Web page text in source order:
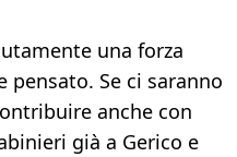
una forza
pensato. Se ci saranno
anche con
già a Gerico e